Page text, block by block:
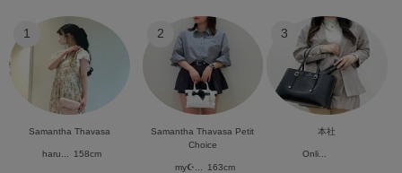
1
Samantha Thavasa
haru... 158cm
2
Samantha Thavasa Petit
Choice
my☪︎... 163cm
3
本社
Onli...